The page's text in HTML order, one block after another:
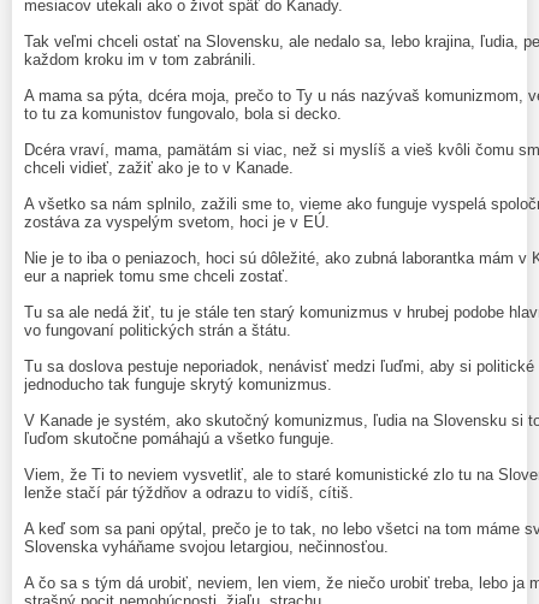
mesiacov utekali ako o život späť do Kanady.
Tak veľmi chceli ostať na Slovensku, ale nedalo sa, lebo krajina, ľudia,
každom kroku im v tom zabránili.
A mama sa pýta, dcéra moja, prečo to Ty u nás nazývaš komunizmom,
to tu za komunistov fungovalo, bola si decko.
Dcéra vraví, mama, pamätám si viac, než si myslíš a vieš kvôli čomu
chceli vidieť, zažiť ako je to v Kanade.
A všetko sa nám splnilo, zažili sme to, vieme ako funguje vyspelá
zostáva za vyspelým svetom, hoci je v EÚ.
Nie je to iba o peniazoch, hoci sú dôležité, ako zubná laborantka mám v
eur a napriek tomu sme chceli zostať.
Tu sa ale nedá žiť, tu je stále ten starý komunizmus v hrubej podobe
vo fungovaní politických strán a štátu.
Tu sa doslova pestuje neporiadok, nenávisť medzi ľuďmi, aby si
jednoducho tak funguje skrytý komunizmus.
V Kanade je systém, ako skutočný komunizmus, ľudia na Slovensku si
ľuďom skutočne pomáhajú a všetko funguje.
Viem, že Ti to neviem vysvetliť, ale to staré komunistické zlo tu na
lenže stačí pár týždňov a odrazu to vidíš, cítiš.
A keď som sa pani opýtal, prečo je to tak, no lebo všetci na tom máme
Slovenska vyháňame svojou letargiou, nečinnosťou.
A čo sa s tým dá urobiť, neviem, len viem, že niečo urobiť treba, lebo ja
strašný pocit nemohúcnosti, žiaľu, strachu.